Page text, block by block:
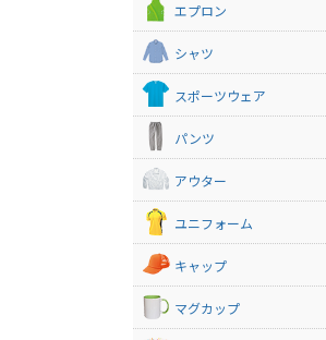
エプロン
シャツ
スポーツウェア
パンツ
アウター
ユニフォーム
キャップ
マグカップ